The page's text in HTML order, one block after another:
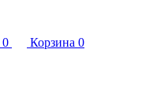
0 Корзина 0